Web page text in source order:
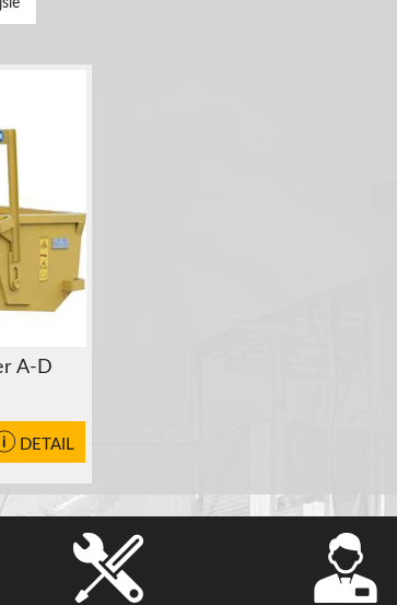
A-D
DETAIL